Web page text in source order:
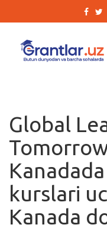
Ishlar
Kurslar
Blog
Yana
Global
kurslari
Kanada